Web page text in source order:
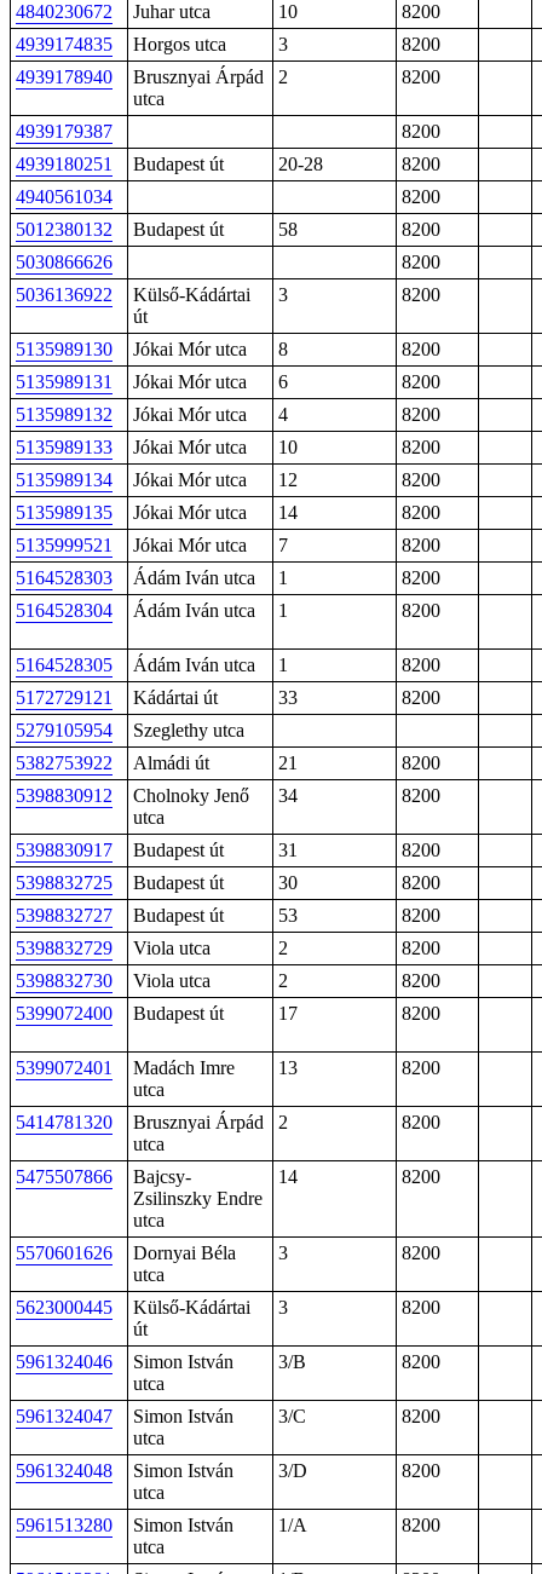
4840230672 Juhar utca 10
8200
4939174835
Horgos utca 3
8200
4939178940
Brusznyai Árpád
utca
2 8200
4939179387
8200
4939180251
Budapest út 20-28
8200
4940561034
8200
5012380132
Budapest út 58
8200
5030866626
8200
5036136922
Külső-Kádártai
út
3 8200
5135989130 Jókai Mór utca 8
8200
5135989131
Jókai Mór utca 6
8200
5135989132
Jókai Mór utca 4
8200
5135989133
Jókai Mór utca 10
8200
5135989134
Jókai Mór utca 12
8200
5135989135
Jókai Mór utca 14
8200
5135999521
Jókai Mór utca 7
8200
5164528303
Ádám Iván utca 1
8200
5164528304
Ádám Iván utca 1 8200
5164528305 Ádám Iván utca 1
8200
5172729121
Kádártai út 33
8200
5279105954
Szeglethy utca
5382753922
Almádi út 21
8200
5398830912
Cholnoky Jenő
utca
34 8200
5398830917 Budapest út 31
8200
5398832725
Budapest út 30
8200
5398832727
Budapest út 53
8200
5398832729
Viola utca 2
8200
5398832730
Viola utca 2
8200
5399072400
Budapest út 17 8200
5399072401
Madách Imre
utca
13 8200
5414781320
Brusznyai Árpád
utca
2 8200
5475507866
Bajcsy-
Zsilinszky Endre
utca
14 8200
5570601626
Dornyai Béla
utca
3 8200
5623000445
Külső-Kádártai
út
3 8200
5961324046
Simon István
utca
3/B 8200
5961324047
Simon István
utca
3/C 8200
5961324048
Simon István
utca
3/D 8200
5961513280
Simon István
utca
1/A 8200